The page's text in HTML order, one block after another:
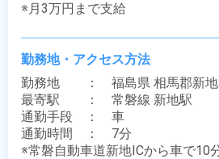
※月3万円まで支給
勤務地・アクセス方法
勤務地　　：　福島県 相馬郡新
最寄駅　　：　常磐線 新地駅
通勤手段　：　車
通勤時間　：　7分
※常磐自動車道新地ICから車で10